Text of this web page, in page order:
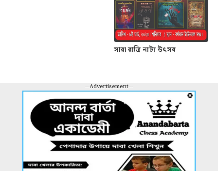
সারা রাত্রি নাট্য উৎসব
---Advertisement---